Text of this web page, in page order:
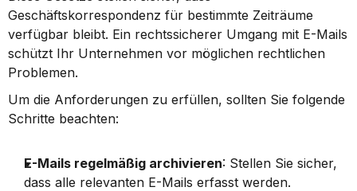
Geschäftskorrespondenz für bestimmte Zeiträume
verfügbar bleibt. Ein rechtssicherer Umgang mit E-Mails
schützt Ihr Unternehmen vor möglichen rechtlichen
Problemen.
Um die Anforderungen zu erfüllen, sollten Sie folgende
Schritte beachten:
E-Mails regelmäßig archivieren: Stellen Sie sicher,
dass alle relevanten E-Mails erfasst werden.